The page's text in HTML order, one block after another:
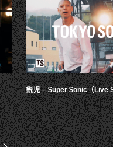
鋭児 – $uper $onic（Live